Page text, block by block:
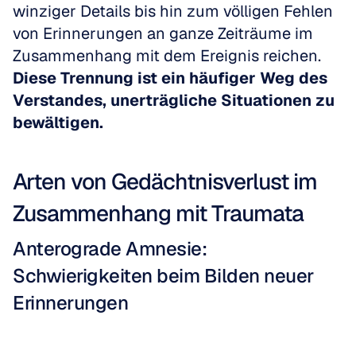
winziger Details bis hin zum völligen Fehlen
von Erinnerungen an ganze Zeiträume im
Diese Trennung ist ein häufiger Weg des
Verstandes, unerträgliche Situationen zu
bewältigen.
Arten von Gedächtnisverlust im
Zusammenhang mit Traumata
Anterograde Amnesie:
Schwierigkeiten beim Bilden neuer
Erinnerungen